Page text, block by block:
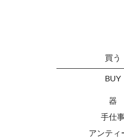
買う
BUY
器
手仕
アンティ